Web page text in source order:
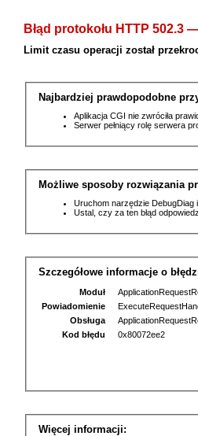
Błąd protokołu HTTP 502.3
Limit czasu operacji został
Najbardziej prawdopodobne
Aplikacja CGI nie zwróciła
Serwer pełniący rolę serwera
Możliwe sposoby rozwiązania
Uruchom narzędzie
Ustal, czy za ten błąd
Szczegółowe informacje o
Moduł
Powiadomienie
Obsługa
Kod błędu
0x80072ee2
Więcej informacji: